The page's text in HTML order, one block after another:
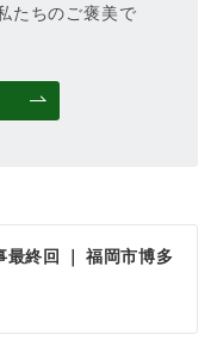
たちのご褒美で
最終回 ｜ 福岡市博多